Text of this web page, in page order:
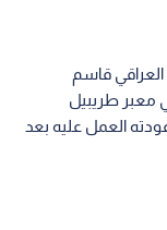
العراقي قاسم
معبر طريبيل
العمل عليه بعد